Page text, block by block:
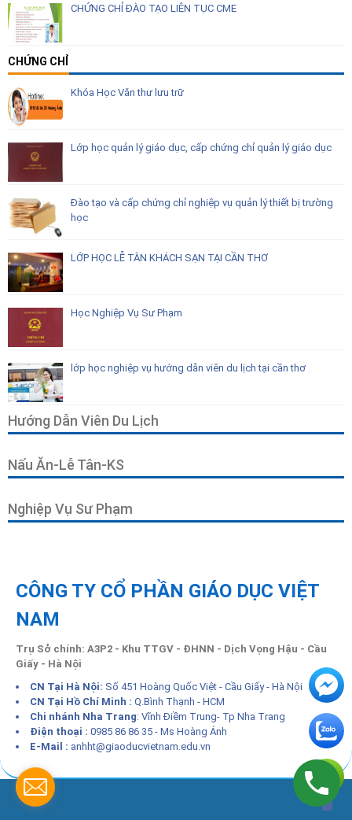
CHỨNG CHỈ ĐÀO TẠO LIÊN TỤC CME
CHỨNG CHỈ
Khóa Học Văn thư lưu trữ
Lớp học quản lý giáo dục, cấp chứng chỉ quản lý giáo dục
Đào tạo và cấp chứng chỉ nghiệp vụ quản lý thiết bị trường
học
LỚP HỌC LỄ TÂN KHÁCH SẠN TẠI CẦN THƠ
Học Nghiệp Vụ Sư Phạm
lớp học nghiệp vụ hướng dẫn viên du lịch tại cần thơ
Hướng Dẫn Viên Du Lịch
Nấu Ăn-Lễ Tân-KS
Nghiệp Vụ Sư Phạm
CÔNG TY CỔ PHẦN GIÁO DỤC VIỆT
NAM
Trụ Sở chính: A3P2 - Khu TTGV - ĐHNN - Dịch Vọng Hậu - Cầu
Giấy - Hà Nội
CN Tại Hà Nội: Số 451 Hoàng Quốc Việt - Cầu Giấy - Hà Nội
CN Tại Hồ Chí Minh : Q.Bình Thạnh - HCM
Chi nhánh Nha Trang: Vĩnh Điềm Trung- Tp Nha Trang
Điện thoại : 0985 86 86 35 - Ms Hoàng Ánh
E-Mail : anhht@giaoducvietnam.edu.vn